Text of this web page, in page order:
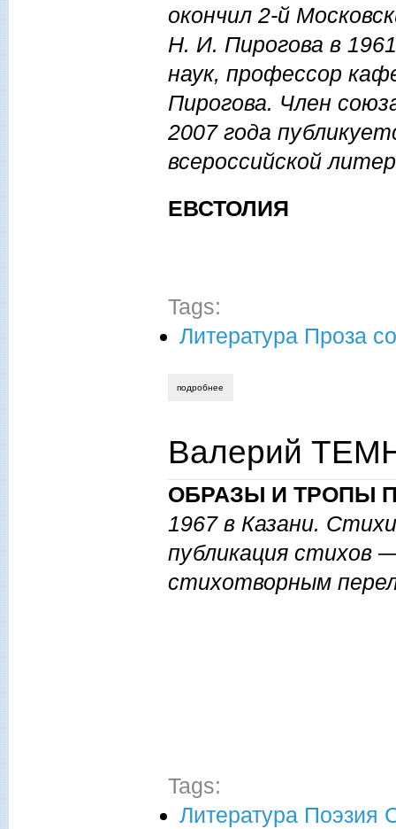
окончил 2-й
Н. И. Пирогова в
наук, профессор
Пирогова. Член
2007 года
всероссийской
ЕВСТОЛИЯ
Tags:
Литература Проза
подробнее
Валерий
ОБРАЗЫ И ТРОПЫ
1967 в Казани.
публикация стихов
стихотворным
Tags:
Литература Поэзия